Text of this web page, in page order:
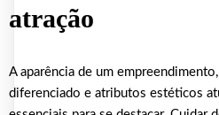
atração
A aparência de um
diferenciado e atributos estéticos